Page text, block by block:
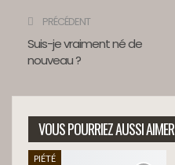
PRÉCÉDENT
Suis-je vraiment né de
nouveau ?
VOUS POURRIEZ AUSSI AIMER
PIÉTÉ